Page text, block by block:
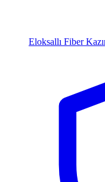
Eloksallı Fiber